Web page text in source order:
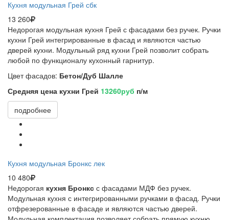
Кухня модульная Грей сбк
13 260
Недорогая модульная кухня Грей с фасадами без ручек. Ручки
кухни Грей интегрированные в фасад и являются частью
дверей кухни. Модульный ряд кухни Грей позволит собрать
любой по функционалу кухонный гарнитур.
Цвет фасадов: Бетон/Дуб Шалле
Средняя цена кухни Грей 13260руб п/м
подробнее
Кухня модульная Бронкс лек
10 480
Недорогая кухня Бронкс с фасадами МДФ без ручек.
Модульная кухня с интегрированными ручками в фасад. Ручки
отфрезерованные в фасаде и являются частью дверей.